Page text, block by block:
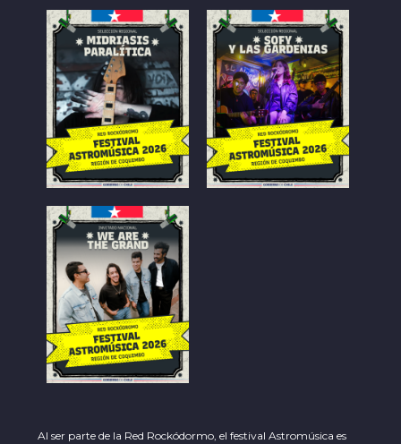
Al ser parte de la Red Rockódormo, el festival Astromúsica es